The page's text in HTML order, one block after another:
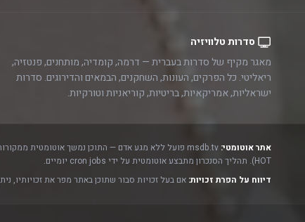
סדרות טלוויזיה
מאגר מקיף של סדרות בעברית — דרמה, קומדיה, מותחנים, פנטזיה,
ריאליטי. כל הפרקים, העונות, השחקנים, הבמאים והדירוגים. סדרות
ישראליות, אמריקאיות, בריטיות, קוריאניות וטורקיות.
אתר אוטומטי:
HOT). תהליך הסנכרון מתבצע אוטומטית על ידי cron jobs יומיים.
דיווח על הפרת זכויות: אם בעל זכויות סבור שתוכן באתר מפר את זכויותיו,